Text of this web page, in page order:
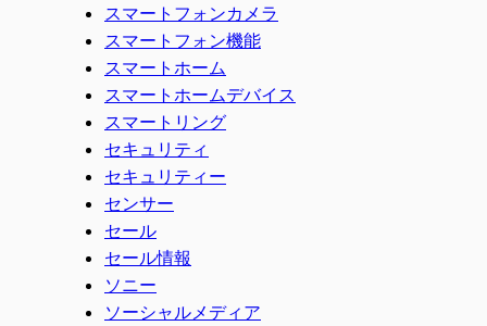
スマートフォンカメラ
スマートフォン機能
スマートホーム
スマートホームデバイス
スマートリング
セキュリティ
セキュリティー
センサー
セール
セール情報
ソニー
ソーシャルメディア